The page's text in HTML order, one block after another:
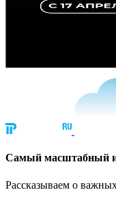
Cамый масштабный
Рассказываем о